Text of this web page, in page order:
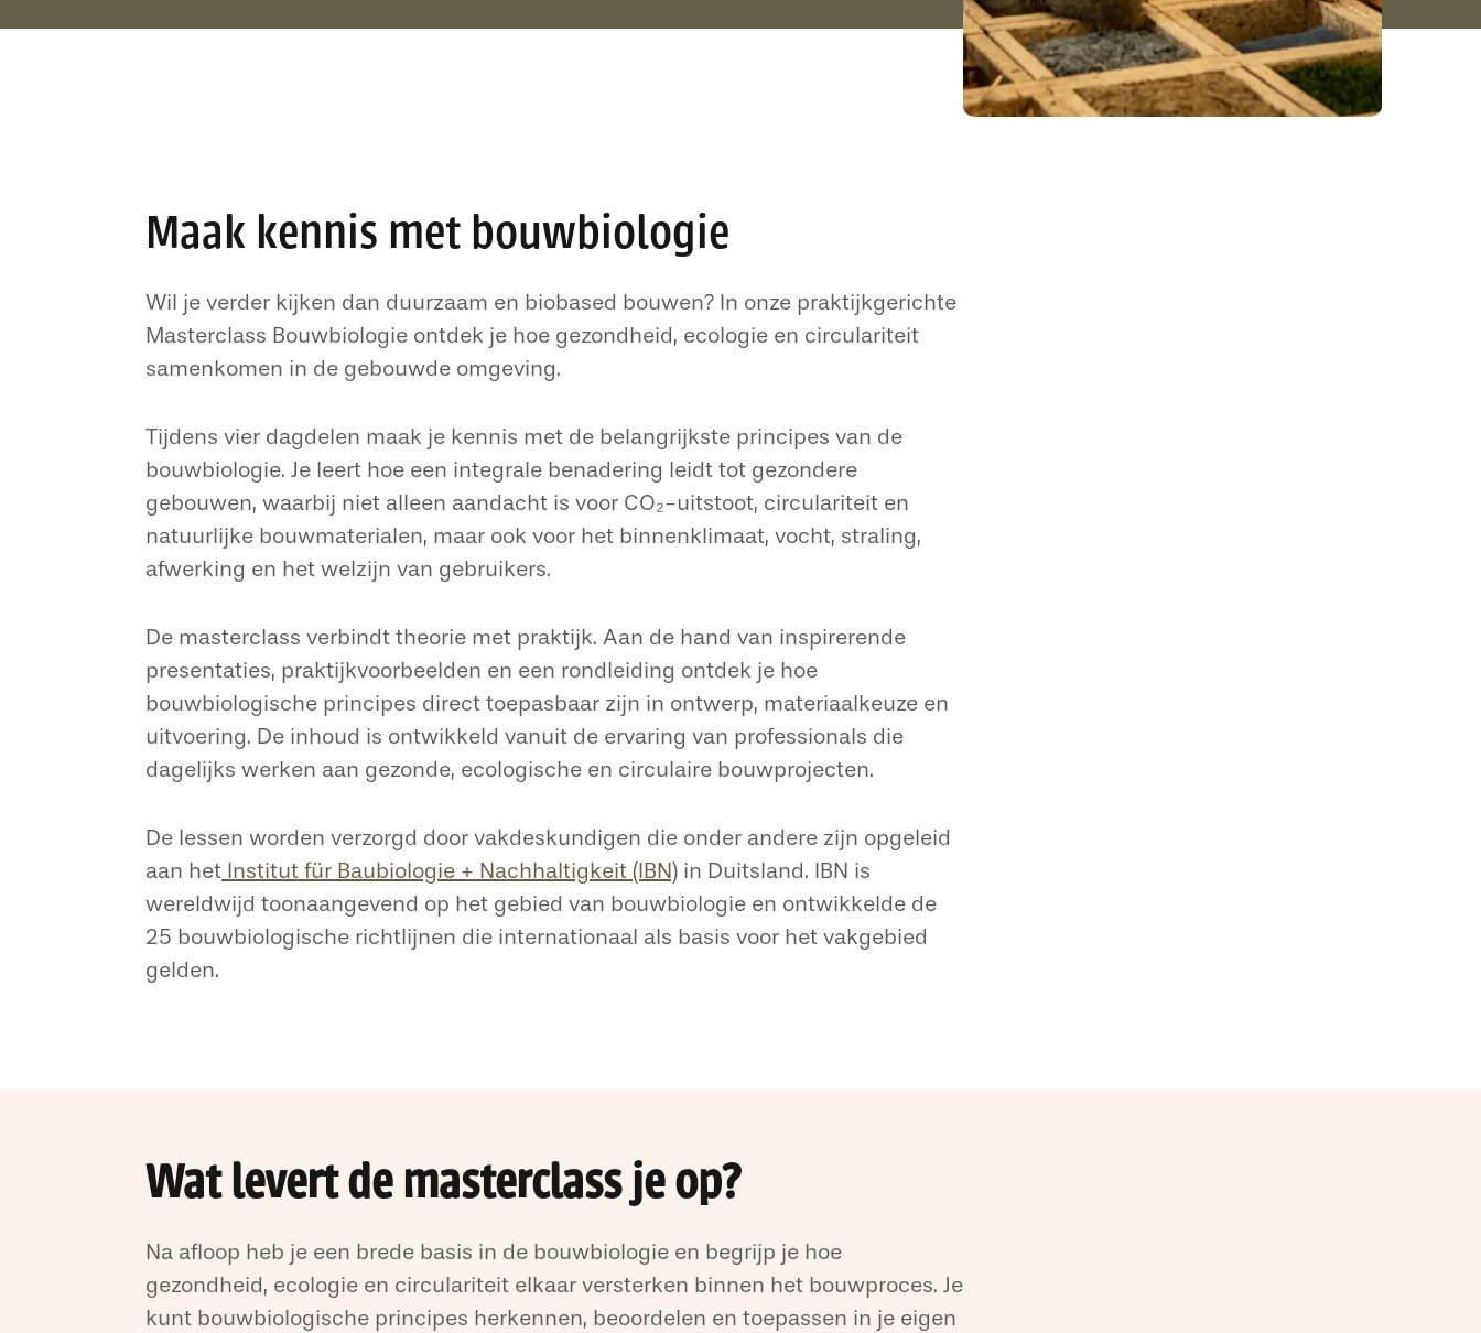
Maak kennis met bouwbiologie
Wil je verder kijken dan duurzaam en biobased bouwen? In onze praktijkgerichte
Masterclass Bouwbiologie ontdek je hoe gezondheid, ecologie en circulariteit
samenkomen in de gebouwde omgeving.
Tijdens vier dagdelen maak je kennis met de belangrijkste principes van de
bouwbiologie. Je leert hoe een integrale benadering leidt tot gezondere
gebouwen, waarbij niet alleen aandacht is voor CO₂-uitstoot, circulariteit en
natuurlijke bouwmaterialen, maar ook voor het binnenklimaat, vocht, straling,
afwerking en het welzijn van gebruikers.
De masterclass verbindt theorie met praktijk. Aan de hand van inspirerende
presentaties, praktijkvoorbeelden en een rondleiding ontdek je hoe
bouwbiologische principes direct toepasbaar zijn in ontwerp, materiaalkeuze en
uitvoering. De inhoud is ontwikkeld vanuit de ervaring van professionals die
dagelijks werken aan gezonde, ecologische en circulaire bouwprojecten.
De lessen worden verzorgd door vakdeskundigen die onder andere zijn opgeleid
aan het Institut für Baubiologie + Nachhaltigkeit (IBN) in Duitsland. IBN is
wereldwijd toonaangevend op het gebied van bouwbiologie en ontwikkelde de
25 bouwbiologische richtlijnen die internationaal als basis voor het vakgebied
gelden.
Wat levert de masterclass je op?
Na afloop heb je een brede basis in de bouwbiologie en begrijp je hoe
gezondheid, ecologie en circulariteit elkaar versterken binnen het bouwproces. Je
kunt bouwbiologische principes herkennen, beoordelen en toepassen in je eigen